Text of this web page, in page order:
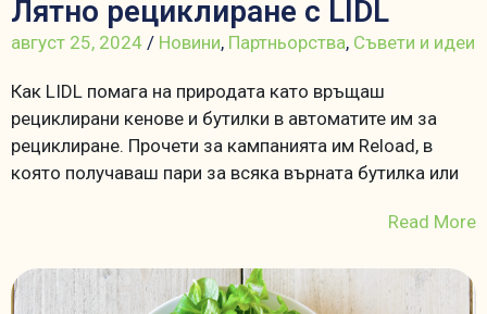
Лятно рециклиране с LIDL
август 25, 2024 / Новини, Партньорства, Съвети и идеи
Как LIDL помага на природата като връщаш
рециклирани кенове и бутилки в автоматите им за
рециклиране. Прочети за кампанията им Reload, в
която получаваш пари за всяка върната бутилка или
Read More